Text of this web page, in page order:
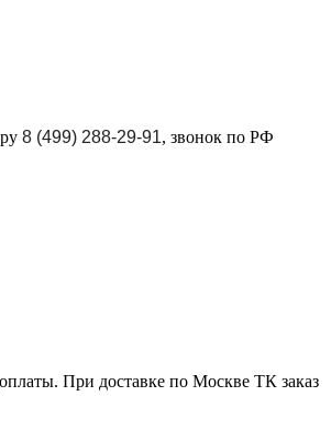
8 (499) 288-29-91, звонок по РФ
При доставке по Москве ТК заказ